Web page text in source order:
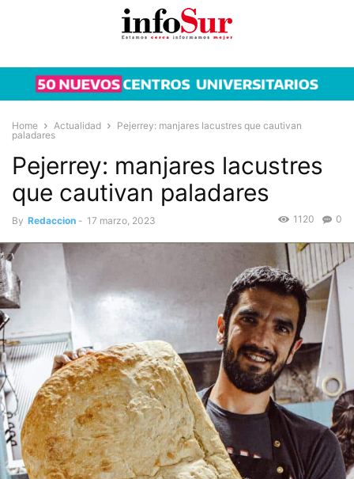
Home Actualidad
Pejerrey: manjares lacustres que cautivan
paladares
Pejerrey: manjares lacustres
que cautivan paladares
By Redaccion - 17 marzo, 2023 0
1120